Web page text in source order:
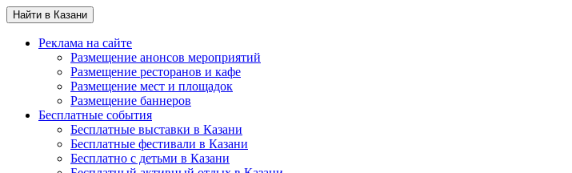
Найти в Казани
Реклама на сайте
Размещение анонсов мероприятий
Размещение ресторанов и кафе
Размещение мест и площадок
Размещение баннеров
Бесплатные события
Бесплатные выставки в Казани
Бесплатные фестивали в Казани
Бесплатно с детьми в Казани